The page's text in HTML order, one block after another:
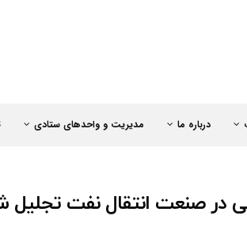
درباره ما مدیریت و واحدهای ستادی
در صنعت انتقال نفت تجلیل